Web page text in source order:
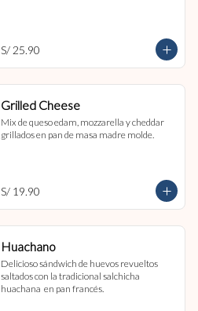
S/ 25.90
Grilled Cheese
Mix de queso edam, mozzarella y cheddar
grillados en pan de masa madre molde.
S/ 19.90
Huachano
Delicioso sándwich de huevos revueltos
saltados con la tradicional salchicha
huachana  en pan francés.